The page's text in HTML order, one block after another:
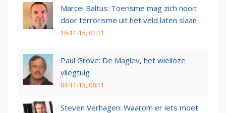
Marcel Baltus: Toerisme mag zich nooit
door terrorisme uit het veld laten slaan
16-11-15, 01:11
Paul Grove: De Maglev, het wielloze
vliegtuig
04-11-15, 06:11
Steven Verhagen: Waarom er iets moet